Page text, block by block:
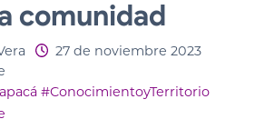
comunidad
27 de noviembre 2023
#ConocimientoyTerritorio